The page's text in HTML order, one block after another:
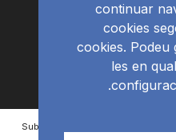
continuar
cookies
cookies. Podeu
les en